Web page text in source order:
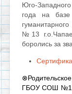
Юго-
года на
№13
боролись за
ГБОУ СОШ №13